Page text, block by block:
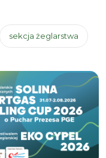
sekcja żeglarstwa